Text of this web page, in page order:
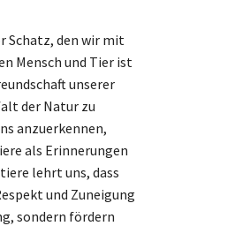
Schatz, den wir mit
Mensch und Tier ist
unserer
der Natur zu
anzuerkennen,
als Erinnerungen
lehrt uns, dass
und Zuneigung
sondern fördern